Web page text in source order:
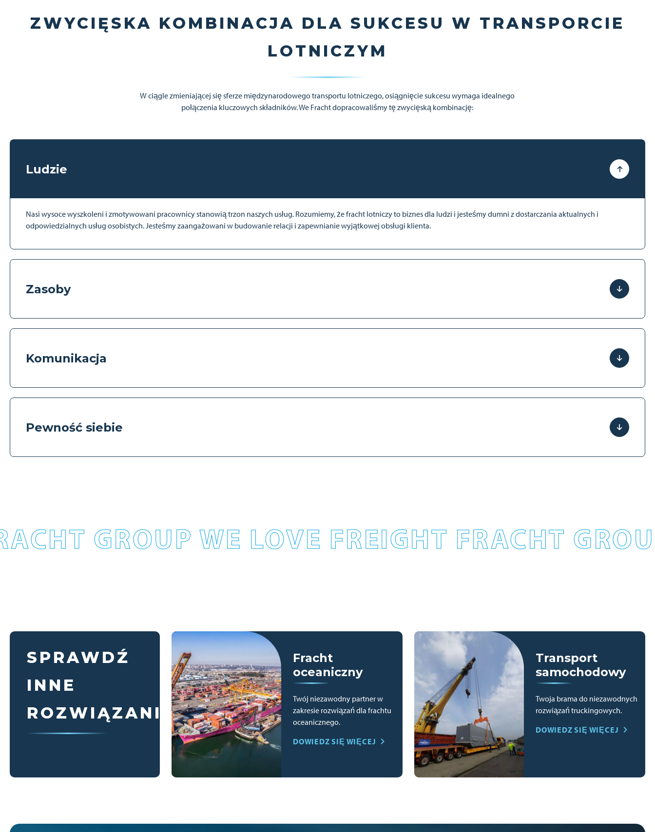
ZWYCIĘSKA KOMBINACJA DLA SUKCESU W TRANSPORCIE
LOTNICZYM
W ciągle zmieniającej się sferze międzynarodowego transportu lotniczego, osiągnięcie sukcesu wymaga idealnego
połączenia kluczowych składników. We Fracht dopracowaliśmy tę zwycięską kombinację:
Ludzie
Nasi wysoce wyszkoleni i zmotywowani pracownicy stanowią trzon naszych usług. Rozumiemy, że fracht lotniczy to biznes dla ludzi i jesteśmy dumni z dostarczania aktualnych i
odpowiedzialnych usług osobistych. Jesteśmy zaangażowani w budowanie relacji i zapewnianie wyjątkowej obsługi klienta.
Zasoby
Komunikacja
Pewność siebie
GROUP WE LOVE FREIGHT FRACHT
SPRAWDŹ
INNE
ROZWIĄZANIA
Fracht
oceaniczny
Twój niezawodny partner w
zakresie rozwiązań dla frachtu
oceanicznego.
DOWIEDZ SIĘ WIĘCEJ
Transport
samochodowy
Twoja brama do niezawodnych
rozwiązań truckingowych.
DOWIEDZ SIĘ WIĘCEJ